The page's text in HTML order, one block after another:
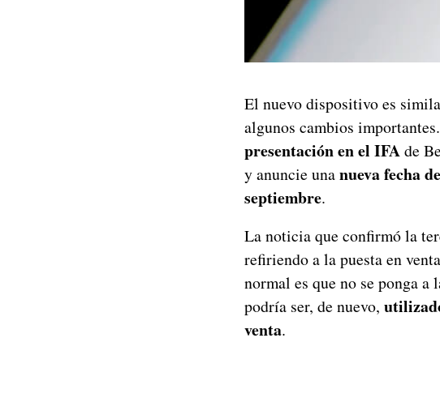
El nuevo dispositivo es
algunos cambios importantes.
presentación en el IFAde
y anuncie unanueva fecha
septiembre.
La noticia que confirmó la
refiriendo a la puesta en
normal es que no se ponga a
podría ser, de nuevo,
venta.